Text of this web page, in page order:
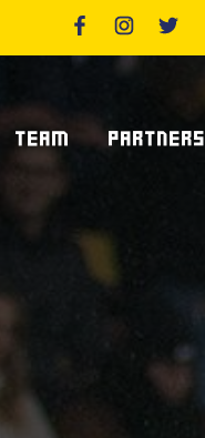
TEAM
Giocatori
Staff Tecnico
Club Dei Centurioni
PARTNERS
Partners